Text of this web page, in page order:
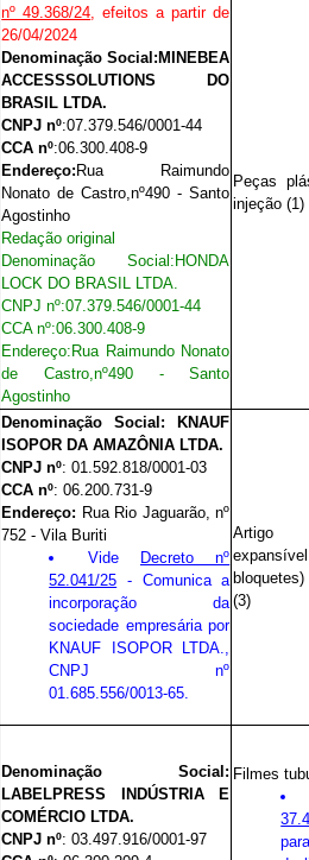
nº 49.368/24, efeitos a partir de
26/04/2024
Denominação Social: MINEBEA
ACCESSSOLUTIONS DO
BRASIL LTDA.
CNPJ nº:07.379.546/0001-44
CCA nº:06.300.408-9
Endereço: Rua Raimundo
Nonato de Castro,nº490 - Santo
Agostinho
Redação original
Denominação Social: HONDA
LOCK DO BRASIL LTDA.
CNPJ nº:07.379.546/0001-44
CCA nº:06.300.408-9
Endereço: Rua Raimundo Nonato
de Castro,nº490 - Santo
Agostinho
Peças
injeção (1)
Denominação Social:
KNAUF
ISOPOR DA AMAZÔNIA LTDA.
CNPJ nº: 01.592.818/0001-03
CCA nº:06.200.731-9
Endereço: Rua Rio Jaguarão,nº
752 - Vila Buriti
Vide
Decreto nº
52.041/25 - Comunica a
incorporação da
sociedade empresária por
KNAUF ISOPOR LTDA.,
CNPJ nº
01.685.556/0013-65.
Artigo
(3)
Denominação Social:
LABELPRESS INDÚSTRIA E
COMÉRCIO LTDA.
CNPJ nº: 03.497.916/0001-97
Filmes